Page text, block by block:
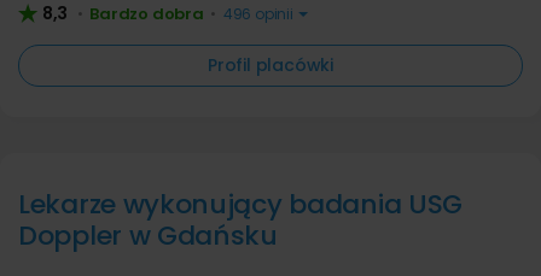
8,3 • Bardzo dobra • 496 opinii
Profil placówki
Lekarze wykonujący badania USG
Doppler w Gdańsku